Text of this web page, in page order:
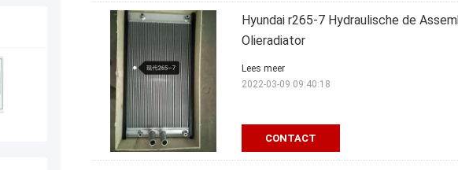
Hyundai r265-7 Hydraulische de
Olieradiator
CONTACT
Lees meer
2022-03-09 09:40:18